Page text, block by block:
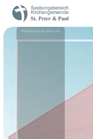
© Akira Hojo @ unsplash.com